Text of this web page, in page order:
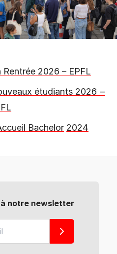
2026 – EPFL
étudiants 2026 ‒
Bachelor 2024
notre newsletter